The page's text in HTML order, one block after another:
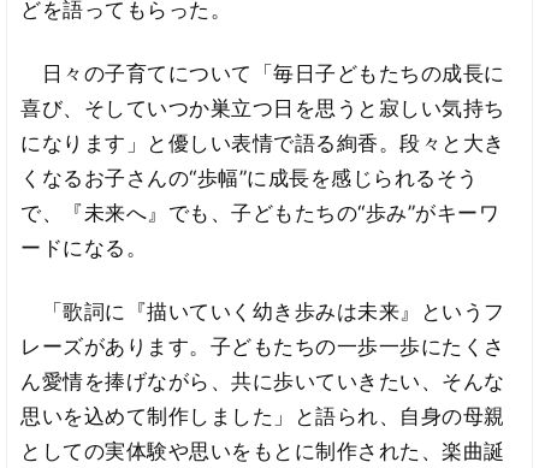
どを語ってもらった。
日々の子育てについて「毎日子どもたちの成長に
喜び、そしていつか巣立つ日を思うと寂しい気持ち
になります」と優しい表情で語る絢香。段々と大き
くなるお子さんの“歩幅”に成長を感じられるそう
で、『未来へ』でも、子どもたちの“歩み”がキーワ
ードになる。
「歌詞に『描いていく幼き歩みは未来』というフ
レーズがあります。子どもたちの一歩一歩にたくさ
ん愛情を捧げながら、共に歩いていきたい、そんな
思いを込めて制作しました」と語られ、自身の母親
としての実体験や思いをもとに制作された、楽曲誕